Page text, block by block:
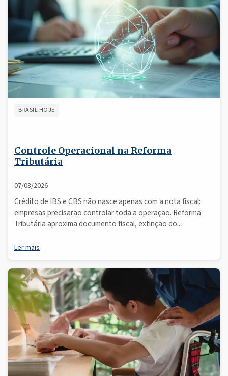
BRASIL HOJE
Controle Operacional na Reforma
Tributária
07/08/2026
Crédito de IBS e CBS não nasce apenas com a nota fiscal:
empresas precisarão controlar toda a operação. Reforma
Tributária aproxima documento fiscal, extinção do...
Ler mais